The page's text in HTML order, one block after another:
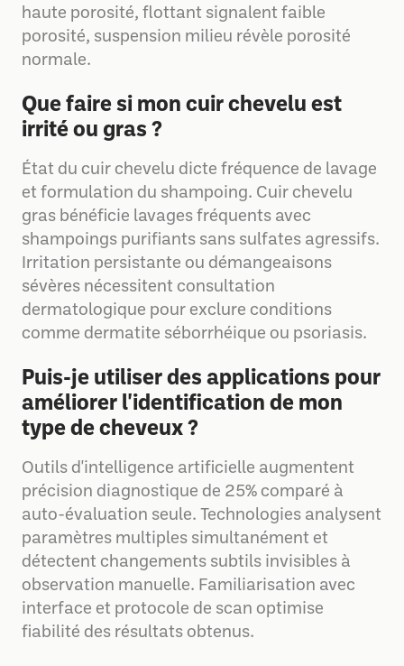
haute porosité, flottant signalent faible
porosité, suspension milieu révèle porosité
normale.
Que faire si mon cuir chevelu est
irrité ou gras ?
État du cuir chevelu dicte fréquence de lavage
et formulation du shampoing. Cuir chevelu
gras bénéficie lavages fréquents avec
shampoings purifiants sans sulfates agressifs.
Irritation persistante ou démangeaisons
sévères nécessitent consultation
dermatologique pour exclure conditions
comme dermatite séborrhéique ou psoriasis.
Puis-je utiliser des applications pour
améliorer l'identification de mon
type de cheveux ?
Outils d'intelligence artificielle augmentent
précision diagnostique de 25% comparé à
auto-évaluation seule. Technologies analysent
paramètres multiples simultanément et
détectent changements subtils invisibles à
observation manuelle. Familiarisation avec
interface et protocole de scan optimise
fiabilité des résultats obtenus.